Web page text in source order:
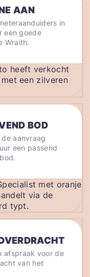
AAN
in
een goede
Wraith.
BOD
aanvraag
een passend
afspraak voor de
van het